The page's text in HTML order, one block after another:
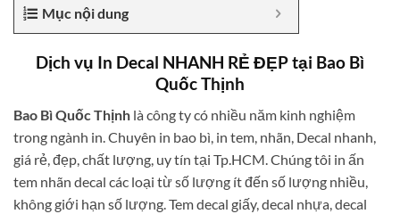
Mục nội dung
Dịch vụ In Decal NHANH RẺ ĐẸP tại Bao Bì
Quốc Thịnh
Bao Bì Quốc Thịnh là công ty có nhiều năm kinh nghiệm
trong ngành in. Chuyên in bao bì, in tem, nhãn, Decal nhanh,
giá rẻ, đẹp, chất lượng, uy tín tại Tp.HCM. Chúng tôi in ấn
tem nhãn decal các loại từ số lượng ít đến số lượng nhiều,
không giới hạn số lượng. Tem decal giấy, decal nhựa, decal